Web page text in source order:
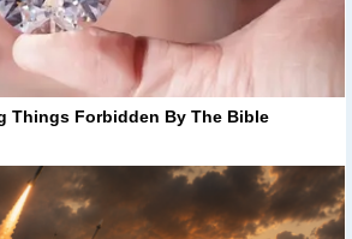
Things Forbidden By The Bible